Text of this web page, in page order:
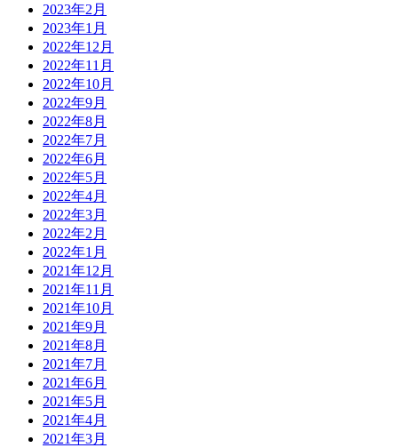
2023年2月
2023年1月
2022年12月
2022年11月
2022年10月
2022年9月
2022年8月
2022年7月
2022年6月
2022年5月
2022年4月
2022年3月
2022年2月
2022年1月
2021年12月
2021年11月
2021年10月
2021年9月
2021年8月
2021年7月
2021年6月
2021年5月
2021年4月
2021年3月